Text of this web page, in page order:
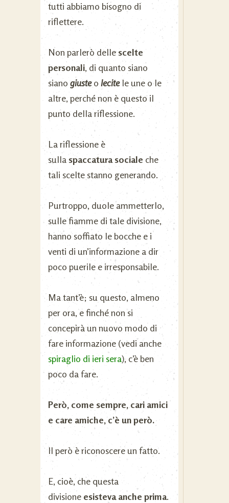
tutti abbiamo bisogno di
riflettere.
Non parlerò dellescelte
personali, di quanto siano
siano giusteolecitele une o le
altre, perché non è questo il
punto della riflessione.
La riflessione è
sulla spaccatura sociale che
tali scelte stanno generando.
Purtroppo, duole ammetterlo,
sulle fiamme di tale divisione,
hanno soffiato le bocche e i
venti di un’informazione a dir
poco puerile e irresponsabile.
Ma tant’è; su questo, almeno
per ora, e finché non si
concepirà un nuovo modo di
fare informazione (vedi anche
spiraglio di ieri sera), c’è ben
poco da fare.
Però, come sempre, cari amici
e care amiche, c’è un però.
Il però è riconoscere un fatto.
E, cioè, che questa
divisione esisteva anche prima.